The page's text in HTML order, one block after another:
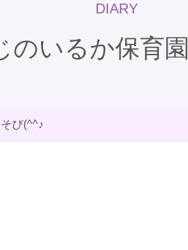
DIARY
のいるか保育
び(^^♪